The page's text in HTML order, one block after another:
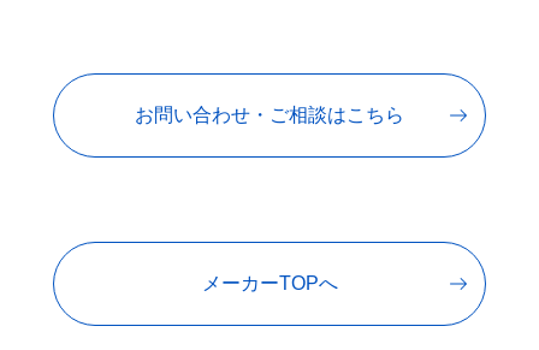
お問い合わせ・ご相談はこちら
メーカーTOPへ